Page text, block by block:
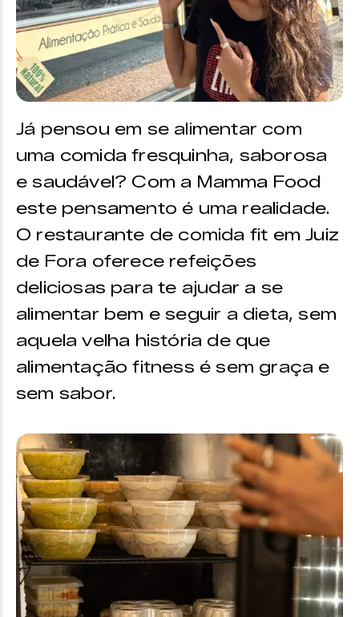
Já pensou em se alimentar com
uma comida fresquinha, saborosa
e saudável? Com a Mamma Food
este pensamento é uma realidade.
O restaurante de comida fit em Juiz
de Fora oferece refeições
deliciosas para te ajudar a se
alimentar bem e seguir a dieta, sem
aquela velha história de que
alimentação fitness é sem graça e
sem sabor.